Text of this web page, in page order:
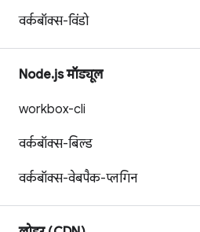
वर्कबॉक्स-विंडो
Node.js मॉड्यूल
workbox-cli
वर्कबॉक्स-बिल्ड
वर्कबॉक्स-वेबपैक-प्लगिन